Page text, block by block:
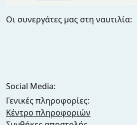
Οι συνεργάτες μας στη ναυτιλία:
Social Media:
Γενικές πληροφορίες:
Κέντρο πληροφοριών